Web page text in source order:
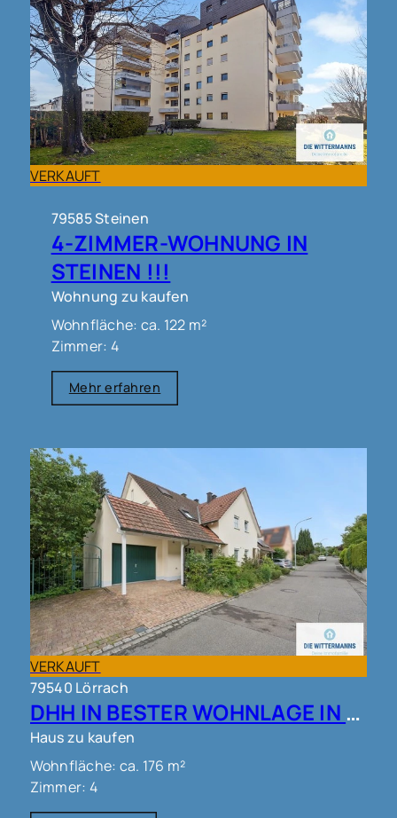
VERKAUFT
79585 Steinen
4-ZIMMER-WOHNUNG IN
STEINEN !!!
Wohnung zu kaufen
Wohnfläche: ca. 122 m²
Zimmer: 4
Mehr erfahren
VERKAUFT
79540 Lörrach
DHH IN BESTER WOHNLAGE IN LÖRRACH!!
Haus zu kaufen
Wohnfläche: ca. 176 m²
Zimmer: 4